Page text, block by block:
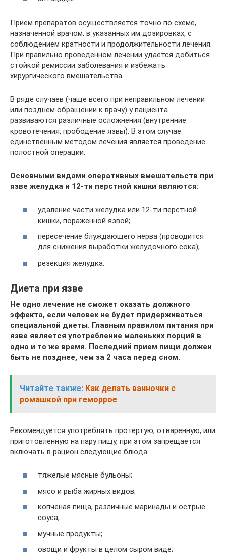
Прием препаратов осуществляется точно по схеме,
назначенной врачом, в указанных им дозировках, с
соблюдением кратности и продолжительности лечения.
При правильно проведенном лечении удается добиться
стойкой ремиссии заболевания и избежать
хирургического вмешательства.
В ряде случаев (чаще всего при неправильном лечении
или позднем обращении к врачу) у пациента
развиваются различные осложнения (внутренние
кровотечения, прободение язвы). В этом случае
единственным методом лечения является проведение
полостной операции.
Основными видами оперативных вмешательств при
язве желудка и 12-ти перстной кишки являются:
удаление части желудка или 12-ти перстной
кишки, пораженной язвой;
пересечение блуждающего нерва (проводится
для снижения выработки желудочного сока);
резекция желудка.
Диета при язве
Не одно лечение не сможет оказать должного
эффекта, если человек не будет придерживаться
специальной диеты. Главным правилом питания при
язве является употребление маленьких порций в
одно и то же время. Последний прием пищи должен
быть не позднее, чем за 2 часа перед сном.
Читайте также: Как делать ванночки с
ромашкой при геморрое
Рекомендуется употреблять протертую, отваренную, или
приготовленную на пару пищу, при этом запрещается
включать в рацион следующие блюда:
тяжелые мясные бульоны;
мясо и рыба жирных видов;
копченая пища, различные маринады и острые
соуса;
мучные продукты;
овощи и фрукты в целом сыром виде;